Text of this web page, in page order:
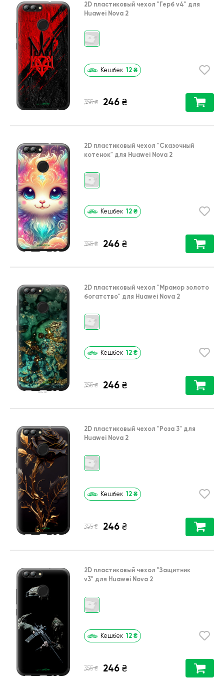
2D пластиковый чехол "Герб v4" для
Huawei Nova 2
Кешбек 12 ₴
355 ₴ 246 ₴
2D пластиковый чехол "Сказочный
котенок" для Huawei Nova 2
Кешбек 12 ₴
355 ₴ 246 ₴
2D пластиковый чехол "Мрамор золото
богатство" для Huawei Nova 2
Кешбек 12 ₴
355 ₴ 246 ₴
2D пластиковый чехол "Роза 3" для
Huawei Nova 2
Кешбек 12 ₴
355 ₴ 246 ₴
2D пластиковый чехол "Защитник
v3" для Huawei Nova 2
Кешбек 12 ₴
355 ₴ 246 ₴